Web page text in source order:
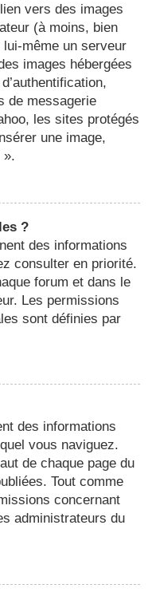
vers des images
(à moins, bien
même un serveur
images hébergées
de messagerie
les sites protégés
une image,
».
?
des informations
consulter en priorité.
forum et dans le
Les permissions
sont définies par
des informations
vous naviguez.
de chaque page du
Tout comme
concernant
administrateurs du